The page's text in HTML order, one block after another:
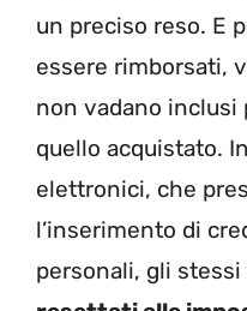
un preciso reso. E
essere rimborsati,
non vadano
quello acquistato.
elettronici, che
l’inserimento di
personali, gli